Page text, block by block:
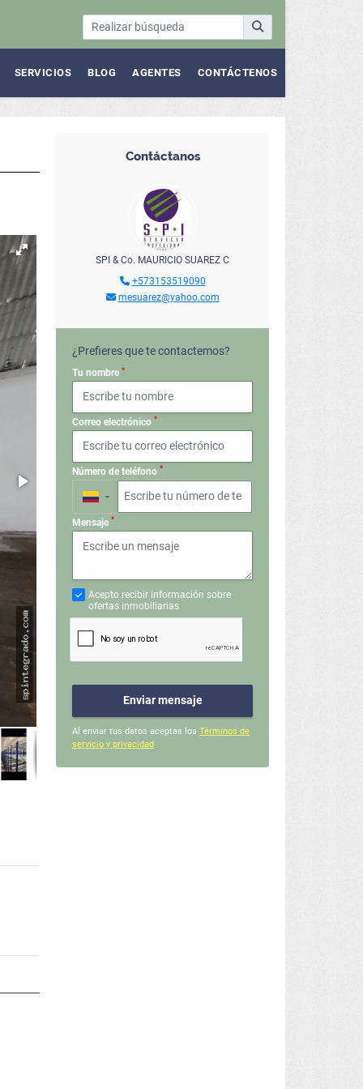
SERVICIOS BLOG AGENTES CONTÁCTENOS
Contáctanos
SPI & Co. MAURICIO SUAREZ C
+573153519090
mesuarez@yahoo.com
¿Prefieres que te contactemos?
Tu nombre *
Correo electrónico *
Número de teléfono *
▼
Mensaje *
Acepto recibir información sobre
ofertas inmobiliarias
Enviar mensaje
Al enviar tus datos aceptas los Términos de
servicio y privacidad